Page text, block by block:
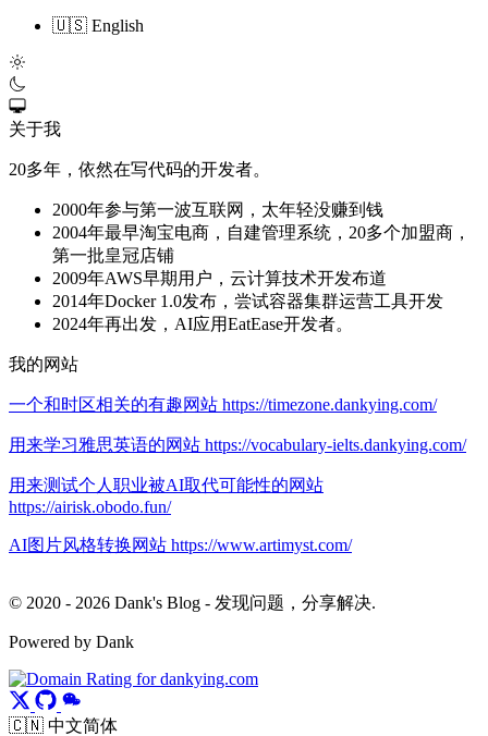
🇺🇸 English
关于我
20多年，依然在写代码的开发者。
2000年参与第一波互联网，太年轻没赚到钱
2004年最早淘宝电商，自建管理系统，20多个加盟商，
第一批皇冠店铺
2009年AWS早期用户，云计算技术开发布道
2014年Docker 1.0发布，尝试容器集群运营工具开发
2024年再出发，AI应用EatEase开发者。
我的网站
一个和时区相关的有趣网站 https://timezone.dankying.com/
用来学习雅思英语的网站 https://vocabulary-ielts.dankying.com/
用来测试个人职业被AI取代可能性的网站
https://airisk.obodo.fun/
AI图片风格转换网站 https://www.artimyst.com/
© 2020 - 2026 Dank's Blog - 发现问题，分享解决.
Powered by Dank
🇨🇳 中文简体